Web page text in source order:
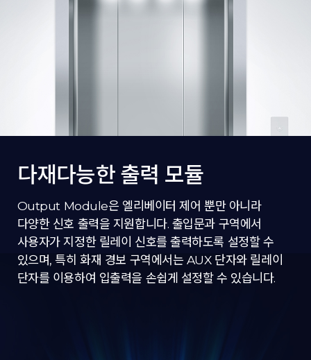
다재다능한 출력 모듈
Output Module은 엘리베이터 제어 뿐만 아니라
다양한 신호 출력을 지원합니다. 출입문과 구역에서
사용자가 지정한 릴레이 신호를 출력하도록 설정할 수
있으며, 특히 화재 경보 구역에서는 AUX 단자와 릴레이
단자를 이용하여 입출력을 손쉽게 설정할 수 있습니다.